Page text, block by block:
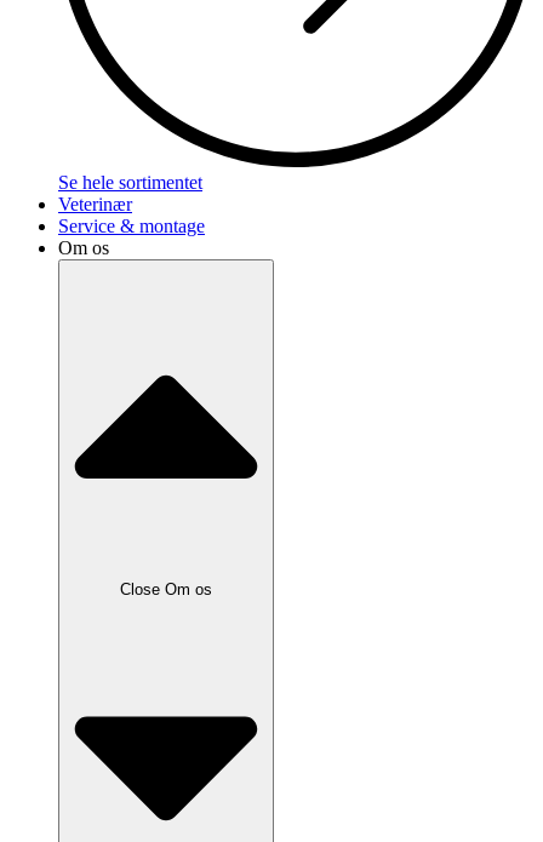
Se hele sortimentet
Veterinær
Service & montage
Om os
Close Om os